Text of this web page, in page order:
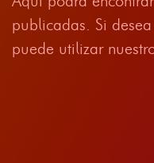
publicadas. Si
puede utilizar